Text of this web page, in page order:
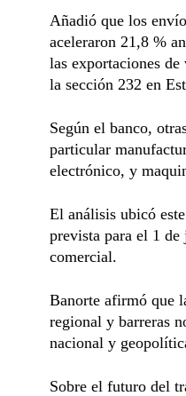
Añadió que los
aceleraron 21,8 %
las exportaciones
la sección 232 en
Según el banco,
particular
electrónico, y
El análisis ubicó
prevista para el 1 de
comercial.
Banorte afirmó que
regional y barreras
nacional y
Sobre el futuro del